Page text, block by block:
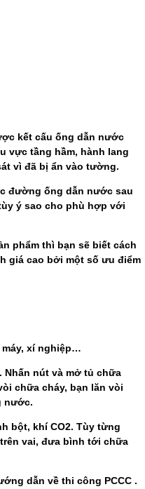
kết cấu ống dẫn nước
vực tầng hầm, hành lang
vì đã bị ẩn vào tường.
đường ống dẫn nước sau
ý sao cho phù hợp với
phẩm thì bạn sẽ biết cách
giá cao bởi một số ưu điểm
máy, xí nghiệp…
Nhấn nút và mở tủ chữa
chữa cháy, bạn lăn vòi
nước.
bột, khí CO2. Tùy từng
vai, đưa bình tới chữa
dẫn về thi công PCCC .